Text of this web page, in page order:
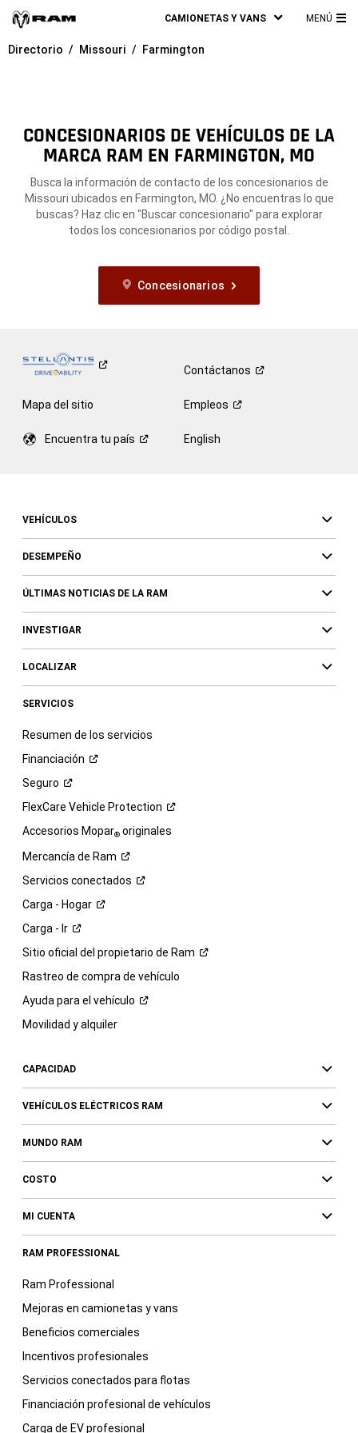
CAMIONETAS Y VANS MENÚ
Directorio Missouri Farmington
CONCESIONARIOS DE VEHÍCULOS DE LA
MARCA RAM EN FARMINGTON, MO
Busca la información de contacto de los concesionarios de
Missouri ubicados en Farmington, MO. ¿No encuentras lo que
buscas? Haz clic en "Buscar concesionario" para explorar
todos los concesionarios por código postal.
Concesionarios
Contáctanos
Mapa del sitio Empleos
Encuentra tu país English
VEHÍCULOS
DESEMPEÑO
ÚLTIMAS NOTICIAS DE LA RAM
INVESTIGAR
LOCALIZAR
SERVICIOS
Resumen de los servicios
Financiación
Seguro
FlexCare Vehicle Protection
Accesorios Mopar®originales
Mercancía de Ram
Servicios conectados
Carga - Hogar
Carga - Ir
Sitio oficial del propietario de Ram
Rastreo de compra de vehículo
Ayuda para el vehículo
Movilidad y alquiler
CAPACIDAD
VEHÍCULOS ELÉCTRICOS RAM
MUNDO RAM
COSTO
MI CUENTA
RAM PROFESSIONAL
Ram Professional
Mejoras en camionetas y vans
Beneficios comerciales
Incentivos profesionales
Servicios conectados para flotas
Financiación profesional de vehículos
Carga de EV profesional